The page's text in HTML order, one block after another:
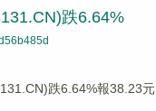
跌6.64%
跌6.64%報38.23